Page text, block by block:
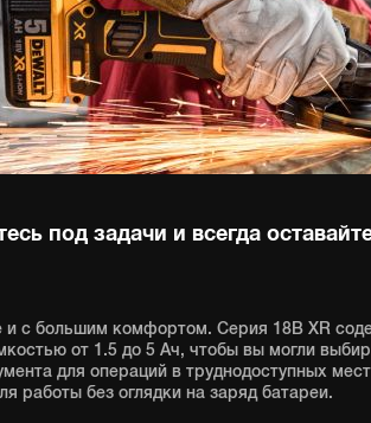
под задачи и всегда
и с большим комфортом. Серия 18В XR
от 1.5 до 5 Ач, чтобы вы могли
для операций в труднодоступных
работы без оглядки на заряд батареи.